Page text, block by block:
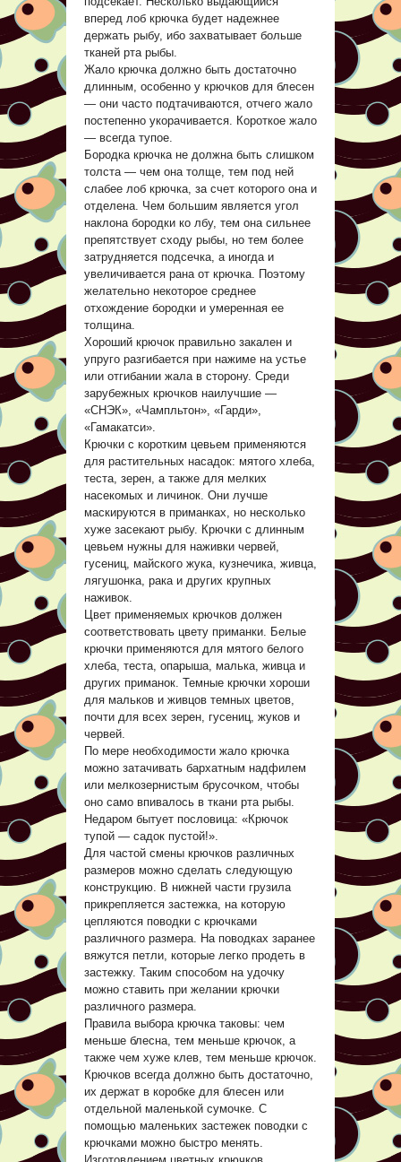
вперед лоб крючка будет надежнее
держать рыбу, ибо захватывает больше
тканей рта рыбы.
Жало крючка должно быть достаточно
длинным, особенно у крючков для блесен
— они часто подтачиваются, отчего жало
постепенно укорачивается. Короткое жало
— всегда тупое.
Бородка крючка не должна быть слишком
толста — чем она толще, тем под ней
слабее лоб крючка, за счет которого она и
отделена. Чем большим является угол
наклона бородки ко лбу, тем она сильнее
препятствует сходу рыбы, но тем более
затрудняется подсечка, а иногда и
увеличивается рана от крючка. Поэтому
желательно некоторое среднее
отхождение бородки и умеренная ее
толщина.
Хороший крючок правильно закален и
упруго разгибается при нажиме на устье
или отгибании жала в сторону. Среди
зарубежных крючков наилучшие —
«СНЭК», «Чампльтон», «Гарди»,
«Гамакатси».
Крючки с коротким цевьем применяются
для растительных насадок: мятого хлеба,
теста, зерен, а также для мелких
насекомых и личинок. Они лучше
маскируются в приманках, но несколько
хуже засекают рыбу. Крючки с длинным
цевьем нужны для наживки червей,
гусениц, майского жука, кузнечика, живца,
лягушонка, рака и других крупных
наживок.
Цвет применяемых крючков должен
соответствовать цвету приманки. Белые
крючки применяются для мятого белого
хлеба, теста, опарыша, малька, живца и
других приманок. Темные крючки хороши
для мальков и живцов темных цветов,
почти для всех зерен, гусениц, жуков и
червей.
По мере необходимости жало крючка
можно затачивать бархатным надфилем
или мелкозернистым брусочком, чтобы
оно само впивалось в ткани рта рыбы.
Недаром бытует пословица: «Крючок
тупой — садок пустой!».
Для частой смены крючков различных
размеров можно сделать следующую
конструкцию. В нижней части грузила
прикрепляется застежка, на которую
цепляются поводки с крючками
различного размера. На поводках заранее
вяжутся петли, которые легко продеть в
застежку. Таким способом на удочку
можно ставить при желании крючки
различного размера.
Правила выбора крючка таковы: чем
меньше блесна, тем меньше крючок, а
также чем хуже клев, тем меньше крючок.
Крючков всегда должно быть достаточно,
их держат в коробке для блесен или
отдельной маленькой сумочке. С
помощью маленьких застежек поводки с
крючками можно быстро менять.